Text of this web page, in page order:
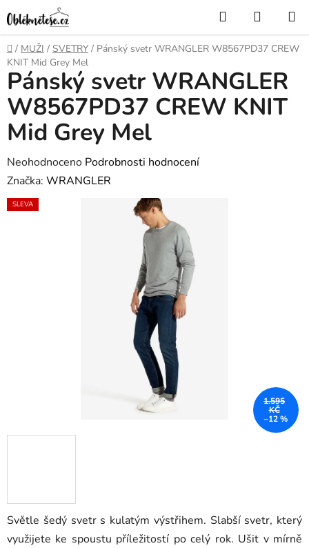
na
obsah
Hledat
KOŠÍK
Domů
/ MUŽI / SVETRY / Pánský svetr WRANGLER W8567PD37 CREW
KNIT Mid Grey Mel
Světle šedý svetr s kulatým výstřihem. Slabší svetr, který
využijete ke spoustu příležitostí po celý rok. Ušit v mírně
Pánský svetr WRANGLER
W8567PD37 CREW KNIT
Mid Grey Mel
Průměrné
hodnocení
produktu
Neohodnoceno Podrobnosti hodnocení
Značka: WRANGLER
SLEVA
1.595
KČ
–12 %